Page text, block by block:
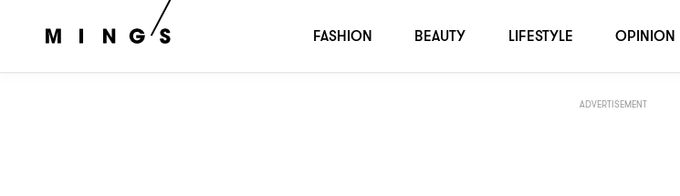
ADVERTISEMENT
FASHION BEAUTY LIFESTYLE OPINION
Wyman Wong：